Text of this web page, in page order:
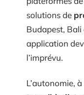
solutions de
Budapest, Bali
application
l’imprévu.
L’autonomie,